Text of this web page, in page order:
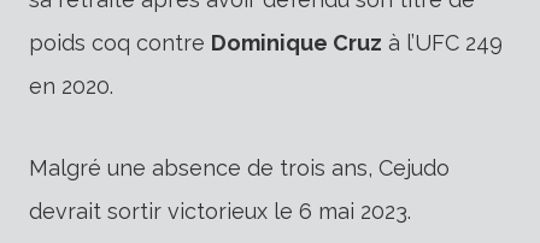
poids coq contre Dominique Cruz à l’UFC 249
en 2020.
Malgré une absence de trois ans, Cejudo
devrait sortir victorieux le 6 mai 2023.